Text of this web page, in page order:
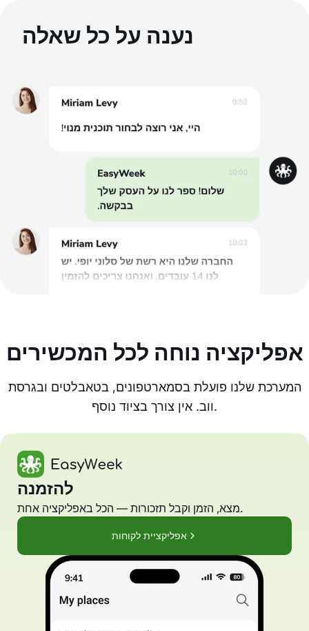
נענה על כל שאלה
אפליקציה נוחה לכל המכשירים
המערכת שלנו פועלת בסמארטפונים, בטאבלטים ובגרסת
ווב. אין צורך בציוד נוסף.
להזמנה
מצא, הזמן וקבל תזכורות — הכל באפליקציה אחת.
אפליקציית לקוחות